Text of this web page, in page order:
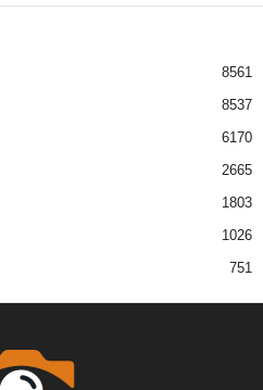
8561
8537
6170
2665
1803
1026
751